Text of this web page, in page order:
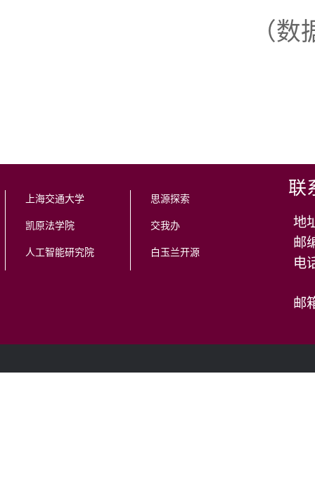
（
上海交通大学
凯原法学院
人工智能研究院
思源探索
交我办
白玉兰开源
联
地
邮
邮